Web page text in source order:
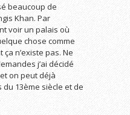
beaucoup de
Khan. Par
voir un palais où
chose comme
n’existe pas. Ne
j’ai décidé
on peut déjà
13ème siècle et de